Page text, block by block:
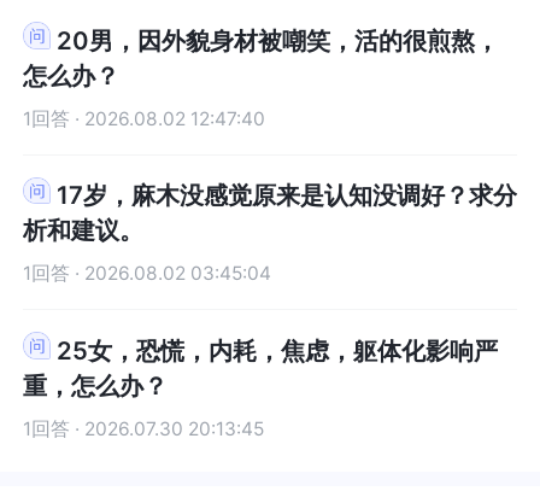
有什么想法？你的情绪具体是什么？……继续回溯，
上上一次又是什么时候，继续问自己以上的问题；
上上上一次呢？一直回溯到你再也想不到还有更早
的事件了，那个“标准事件”就会逐渐浮出水面，而
的、无助的小孩，去给到他支持、安抚、关怀和力
量，只有当我们能够拥抱我们的内在小孩，我们的
内在才会逐渐获得真正的安全感。举个我自己的例
子，我曾经在关系中也有很强烈的被抛弃感，别人
让我感受到了被抛弃，我都会瞬间泪崩，随着不断
地自我探索，我找到了那个早期的“标准事件”，就
是在我一岁四个月的时候，我有一次创伤，如果没
有学习心理学，我并不会认为这有什么，但学习了
么想法？你的情绪具体是什么？……继续回溯，上上
一次又是什么时候，继续问自己以上的问题；上上
上一次呢？一直回溯到你再也想不到还有更早的事
件了，那个“标准事件”就会逐渐浮出水面，而我们
助的小孩，去给到他支持、安抚、关怀和力量，只
有当我们能够拥抱我们的内在小孩，我们的内在才
会逐渐获得真正的安全感。举个我自己的例子，我
曾经在关系中也有很强烈的被抛弃感，别人的一个
受到了被抛弃，我都会瞬间泪崩，随着不断地自我
探索，我找到了那个早期的“标准事件”，就是在我
一岁四个月的时候，我有一次创伤，如果没有学习
心理学，我并不会认为这有什么，但学习了之后，
20男，因外貌身材被嘲笑，活的很煎熬，
怎么办？
1回答 · 2026.08.02 12:47:40
17岁，麻木没感觉原来是认知没调好？求分
析和建议。
1回答 · 2026.08.02 03:45:04
25女，恐慌，内耗，焦虑，躯体化影响严
重，怎么办？
1回答 · 2026.07.30 20:13:45